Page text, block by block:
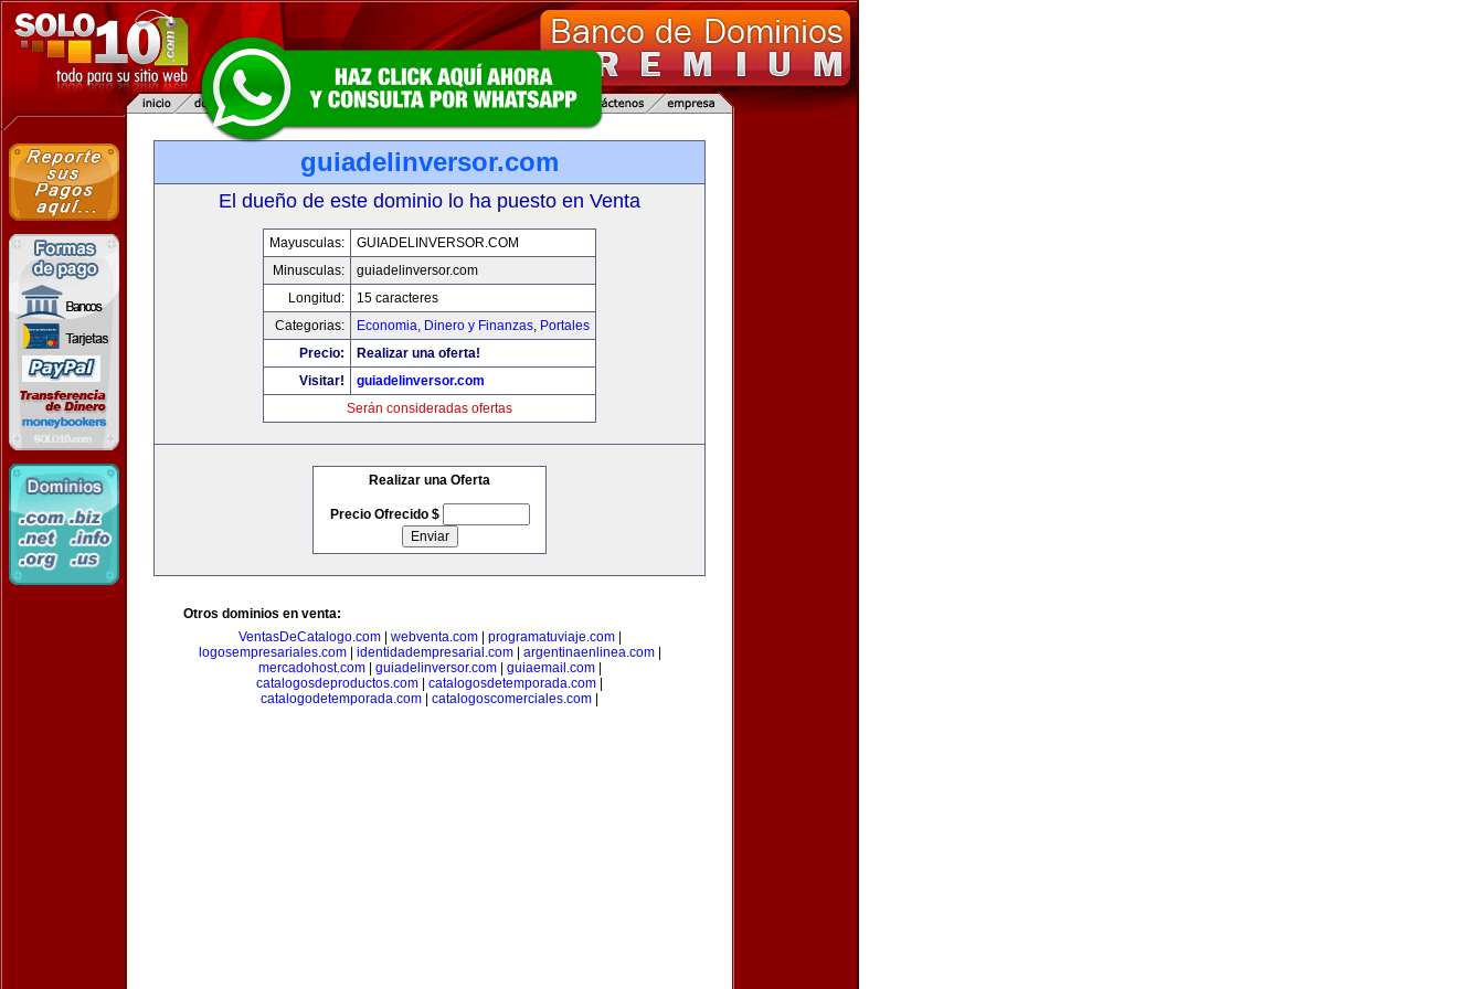
guiadelinversor.com
El dueño de este dominio lo ha puesto en Venta
Mayusculas:
GUIADELINVERSOR.COM
Minusculas:
guiadelinversor.com
Longitud:
15 caracteres
Categorias:
Economia, Dinero y Finanzas, Portales
Precio:
Realizar una oferta!
Visitar!
guiadelinversor.com
Serán consideradas ofertas
Realizar una Oferta
Precio Ofrecido $
Otros dominios en venta:
VentasDeCatalogo.com| webventa.com| programatuviaje.com|
logosempresariales.com| identidadempresarial.com| argentinaenlinea.com|
mercadohost.com| guiadelinversor.com| guiaemail.com|
catalogosdeproductos.com
catalogosdetemporada.com
catalogodetemporada.com
catalogoscomerciales.com